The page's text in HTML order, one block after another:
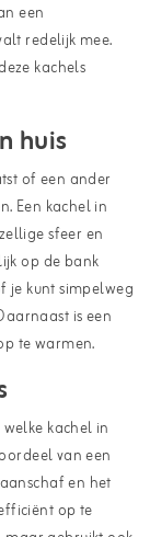
een
redelijk mee.
kachels
huis
of een ander
Een kachel in
sfeer en
op de bank
je kunt simpelweg
is een
te warmen.
kachel in
van een
en het
op te